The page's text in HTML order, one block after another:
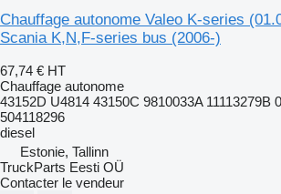
Chauffage autonome Valeo K-series
Scania K,N,F-series bus (2006-)
67,74 € HT
Chauffage autonome
43152D U4814 43150C 9810033A 11113279B
504118296
diesel
Estonie, Tallinn
TruckParts Eesti OÜ
Contacter le vendeur